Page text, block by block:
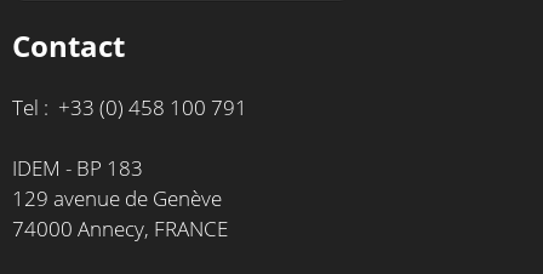
Contact
Tel : +33 (0) 458 100 791
IDEM - BP 183
129 avenue de Genève
74000 Annecy, FRANCE